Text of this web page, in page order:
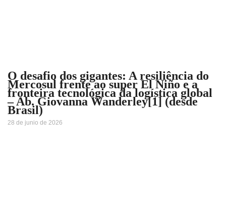
O desafio dos gigantes: A resiliência do
Mercosul frente ao super El Niño e a
fronteira tecnológica da logística global
– Ab. Giovanna Wanderley[1] (desde
Brasil)
28 de junio de 2026